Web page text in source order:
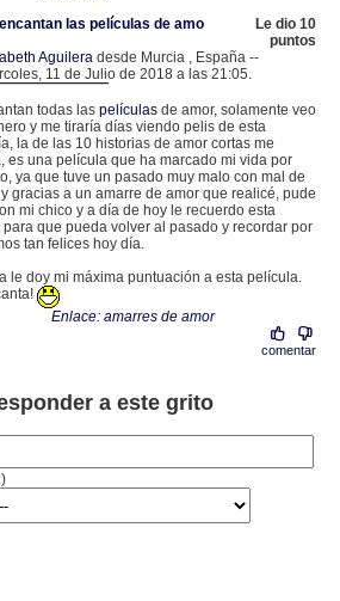
las películas de amo
Le dio 10
puntos
Aguilera desde Murcia , España --
11 de Julio de 2018 a las 21:05.
todas las películas de amor, solamente veo
y me tiraría días viendo pelis de esta
la de las 10 historias de amor cortas me
es una película que ha marcado mi vida por
ya que tuve un pasado muy malo con mal de
gracias a un amarre de amor que realicé, pude
mi chico y a día de hoy le recuerdo esta
que pueda volver al pasado y recordar por
tan felices hoy día.
le doy mi máxima puntuación a esta película.
Enlace: amarres de amor
comentar
a este grito